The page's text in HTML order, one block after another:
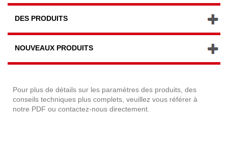
DES PRODUITS
NOUVEAUX PRODUITS
Pour plus de détails sur les paramètres des produits, des
conseils techniques plus complets, veuillez vous référer à
notre PDF ou contactez-nous directement.